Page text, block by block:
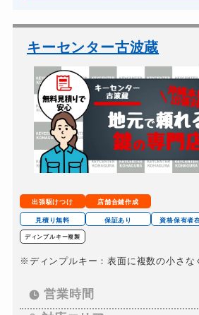
バイクカギ開け
バイクカギ作成
スーツケースカギ開け
金庫カギ開け
金庫カギ交換
ロッカーカギ開け
ドアノブカギ開け
ドアノブカギ作成
ドアノブカギ交換
キーセンター古波蔵
出張駆けつけ 店舗合鍵作成
見積り無料 保証あり 資格保有者
ディンプルキー複製
※ディンプルキー：表面に複数の小さな
営業時間